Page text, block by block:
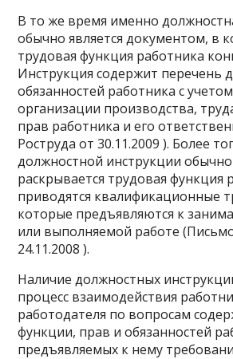
В то же время именно
обычно является документом, в
трудовая функция работника
Инструкция содержит перечень
обязанностей работника с
организации производства,
прав работника и его
Роструда от 30.11.2009 ). Более
должностной инструкции
раскрывается трудовая функция
приводятся квалификационные
которые предъявляются к
или выполняемой работе
24.11.2008 ).
Наличие должностных
процесс взаимодействия
работодателя по вопросам
функции, прав и обязанностей
предъявляемых к нему